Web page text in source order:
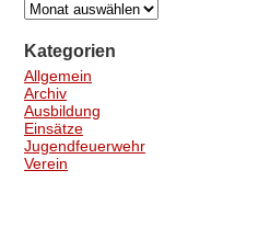
Archiv
Kategorien
Allgemein
Archiv
Ausbildung
Einsätze
Jugendfeuerwehr
Verein